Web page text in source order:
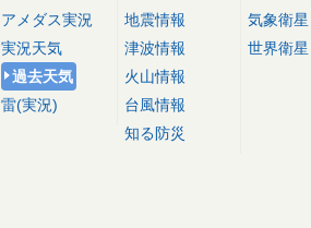
アメダス実況
実況天気
過去天気
雷(実況)
地震情報
津波情報
火山情報
台風情報
知る防災
気象衛星
世界衛星